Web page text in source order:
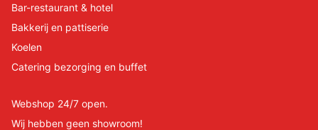
Bar-restaurant & hotel
Bakkerij en pattiserie
Koelen
Catering bezorging en buffet
Webshop 24/7 open.
Wij hebben geen showroom!